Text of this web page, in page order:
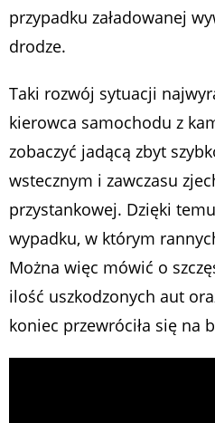
przypadku załadowanej
drodze.
Taki rozwój sytuacji
kierowca samochodu z
zobaczyć jadącą zbyt
wstecznym i zawczasu
przystankowej. Dzięki
wypadku, w którym
Można więc mówić o
ilość uszkodzonych aut
koniec przewróciła się na